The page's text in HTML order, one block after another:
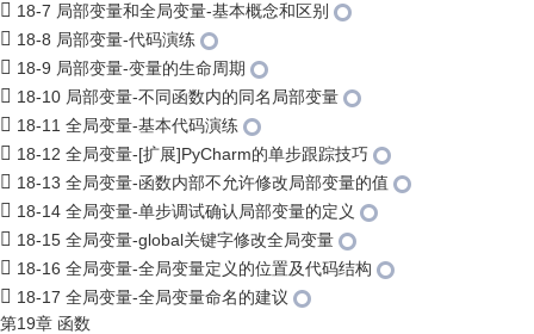
18-7 局部变量和全局变量-基本概念和区别
18-8 局部变量-代码演练
18-9 局部变量-变量的生命周期
18-10 局部变量-不同函数内的同名局部变量
18-11 全局变量-基本代码演练
18-12 全局变量-[扩展]PyCharm的单步跟踪技巧
18-13 全局变量-函数内部不允许修改局部变量的值
18-14 全局变量-单步调试确认局部变量的定义
18-15 全局变量-global关键字修改全局变量
18-16 全局变量-全局变量定义的位置及代码结构
18-17 全局变量-全局变量命名的建议
第19章 函数